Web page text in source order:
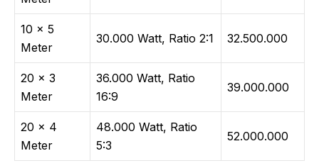
10 × 5
Meter
30.000 Watt, Ratio 2:1 32.500.000
20 × 3
Meter
36.000 Watt, Ratio
16:9
39.000.000
20 × 4
Meter
48.000 Watt, Ratio
5:3
52.000.000